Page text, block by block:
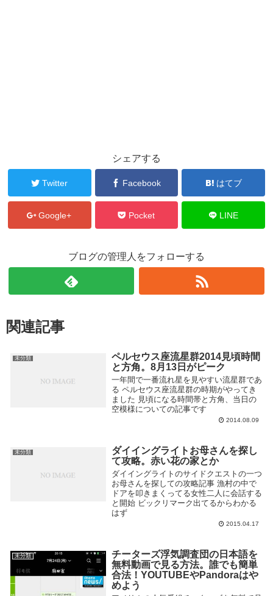
シェアする
Twitter Facebook はてブ
Google+ Pocket LINE
ブログの管理人をフォローする
関連記事
未分類
ペルセウス座流星群2014見頃時間
と方角。8月13日がピーク
一年間で一番流れ星を見やすい流星群であ
る ペルセウス座流星群の時期がやってき
ました 見頃になる時間帯と方角、当日の
空模様についての記事です
2014.08.09
未分類
ダイイングライトお母さんを探し
て攻略。赤い花の家とか
ダイイングライトのサイドクエストの一つ
お母さんを探しての攻略記事 漁村の中で
ドアを叩きまくってる女性二人に会話する
と開始 ビックリマーク出てるからわかる
はず
2015.04.17
未分類
チーターズ浮気調査団の日本語を
無料動画で見る方法。誰でも簡単
合法！YOUTUBEやPandoraはや
めよう